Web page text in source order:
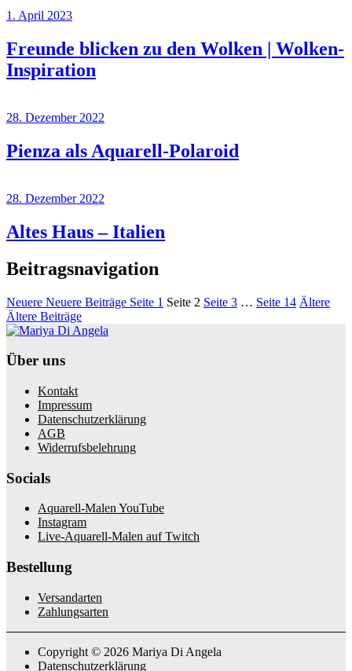
1. April 2023
Freunde blicken zu den Wolken | Wolken-
Inspiration
28. Dezember 2022
Pienza als Aquarell-Polaroid
28. Dezember 2022
Altes Haus – Italien
Beitragsnavigation
Neuere Neuere Beiträge Seite 1 Seite 2 Seite 3 … Seite 14 Ältere
Ältere Beiträge
Über uns
Kontakt
Impressum
Datenschutzerklärung
AGB
Widerrufsbelehrung
Socials
Aquarell-Malen YouTube
Instagram
Live-Aquarell-Malen auf Twitch
Bestellung
Versandarten
Zahlungsarten
Copyright © 2026 Mariya Di Angela
Datenschutzerklärung